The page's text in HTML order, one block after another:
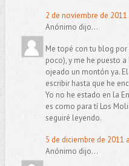
2 de noviembre de
Anónimo dijo...
Me topé con tu blog por
poco), y me he puesto
ojeado un montón ya.
escribir hasta que he
Yo no he estado en la
es como para tí Los
seguiré leyendo.
5 de diciembre de 2011
Anónimo dijo...